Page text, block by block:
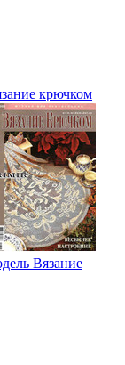
крючком
Вязание